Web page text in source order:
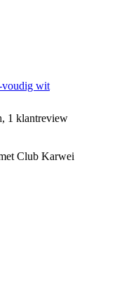
voudig wit
1 klantreview
Club Karwei